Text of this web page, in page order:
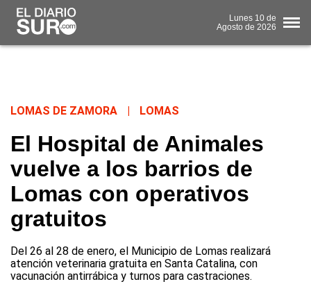
Lunes 10 de
Agosto de 2026
LOMAS DE ZAMORA LOMAS
El Hospital de Animales
vuelve a los barrios de
Lomas con operativos
gratuitos
Del 26 al 28 de enero, el Municipio de Lomas realizará
atención veterinaria gratuita en Santa Catalina, con
vacunación antirrábica y turnos para castraciones.